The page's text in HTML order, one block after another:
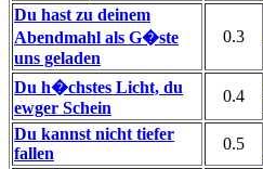
Du hast zu deinem
Abendmahl als G�ste
uns geladen
0.3
Du h�chstes Licht, du
ewger Schein
0.4
Du kannst nicht tiefer
fallen
0.5